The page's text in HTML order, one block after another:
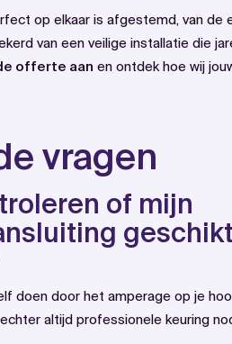
op elkaar is afgestemd, van
van een veilige installatie die
offerte aan en ontdek hoe wij
vragen
of mijn
doen door het amperage op je
altijd professionele keuring